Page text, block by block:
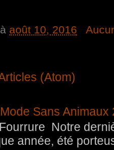
à août 10, 2016
(Atom)
Sans Animaux
Notre
année, été